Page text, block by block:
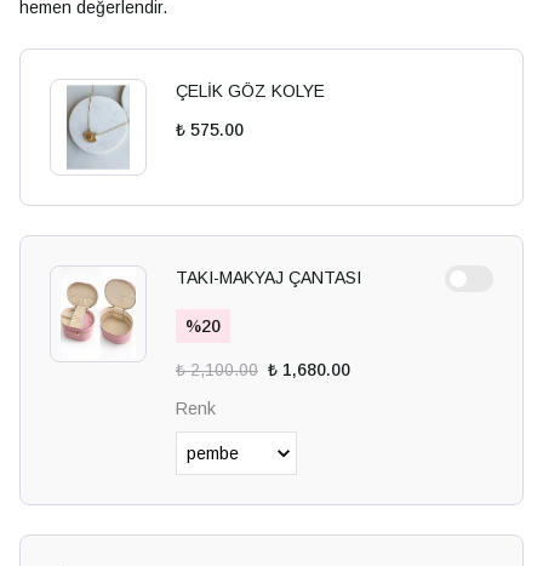
hemen değerlendir.
ÇELİK GÖZ KOLYE
₺ 575.00
TAKI-MAKYAJ ÇANTASI
%20
₺ 2,100.00 ₺ 1,680.00
Renk